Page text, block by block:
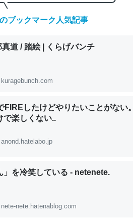
回収されないけど、短期記憶というに
なりそう
1程度。
【研究発表】昆虫学の大問題＝「昆虫はなぜ
淡水はカルシウムも酸素も不足してて
て面白い。海にいる鋏角類（カブトガ
ブックマーク人気記事
真道 / 踏絵 | くらげバンチ
kuragebunch.com
FIREしたけどやりたいことがない
で楽しくない..
anond.hatelabo.jp
」を冷笑している - netenete.
nete-nete.hatenablog.com